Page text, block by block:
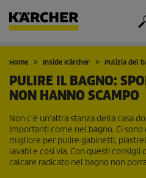
Carrello
Lista dei desideri
Home Inside Kärcher Pulizia del
PULIRE IL BAGNO:
NON HANNO SCAMPO
Non c'è un'altra stanza della casa
importanti come nel bagno. Ci
migliore per pulire gabinetti,
lavabi e così via. Con questi
calcare radicato nel bagno non